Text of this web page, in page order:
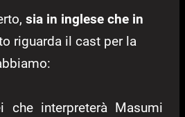
sia in inglese che in
riguarda il cast per la
che interpreterà Masumi